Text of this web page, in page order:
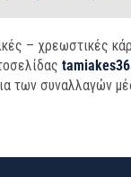
– χρεωστικές
των συναλλαγών